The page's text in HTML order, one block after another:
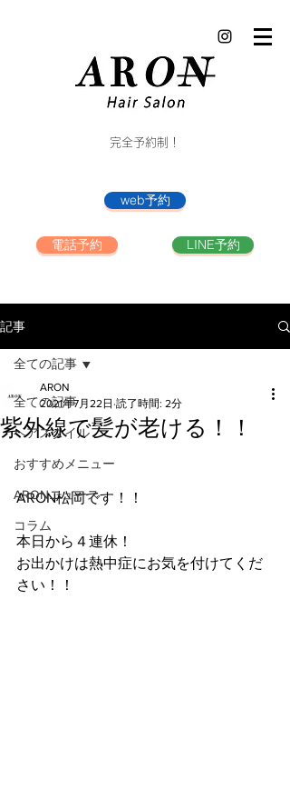
完全予約制！
web予約
電話予約 LINE予約
記事
全ての記事
ヘアスタイル
おすすめメニュー
ARONニュース
コラム
全ての記事
紫外線で髪が老ける！！
ARON
2021年7月22日 読了時間: 2分
ARON松岡です！！
本日から４連休！
お出かけは熱中症にお気を付けてくだ
さい！！